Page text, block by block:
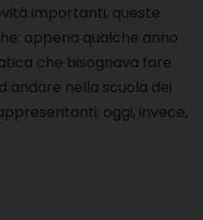
importanti, queste
appena qualche anno
che bisognava fare
andare nella scuola dei
oggi, invece,